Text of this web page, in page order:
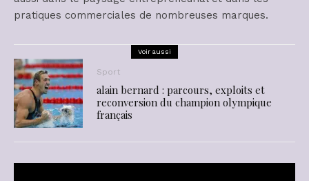
pratiques commerciales de nombreuses marques.
Voir aussi
Sport
alain bernard : parcours, exploits et
reconversion du champion olympique
français